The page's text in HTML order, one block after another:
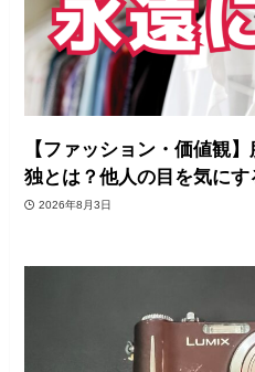
【ファッション・価値観
独とは？他人の目を気に
2026年8月3日